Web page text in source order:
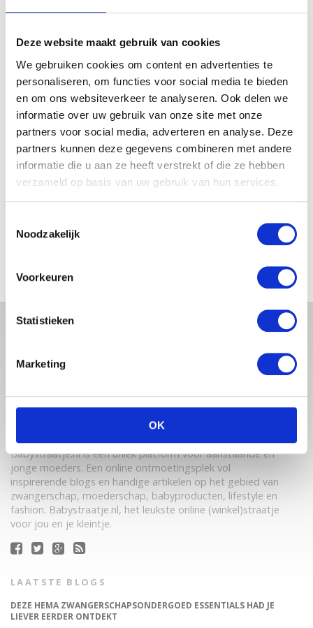
Deze website maakt gebruik van cookies
We gebruiken cookies om content en advertenties te
personaliseren, om functies voor social media te bieden
en om ons websiteverkeer te analyseren. Ook delen we
informatie over uw gebruik van onze site met onze
partners voor social media, adverteren en analyse. Deze
partners kunnen deze gegevens combineren met andere
informatie die u aan ze heeft verstrekt of die ze hebben
verzameld op basis van uw gebruik van hun services.
Noodzakelijk
Voorkeuren
Statistieken
Marketing
OK
STARTEN MET SPORTEN NA JE
ZWANGERSCHAP. EEN AANTAL
CONCRETE TIPS HOE JE DIT
HET BESTE AANPAKT
ZÓNDER ALLERLEI ZWARE
Babystraatje.nl is een uniek platform voor aanstaande en
jonge moeders. Een online ontmoetingsplek vol
inspirerende blogs en handige artikelen op het gebied van
zwangerschap, moederschap, babyproducten, lifestyle en
fashion. Babystraatje.nl, het leukste online (winkel)straatje
voor jou en je kleintje.
LAATSTE BLOGS
DEZE HEMA ZWANGERSCHAPSONDERGOED ESSENTIALS HAD JE
LIEVER EERDER ONTDEKT